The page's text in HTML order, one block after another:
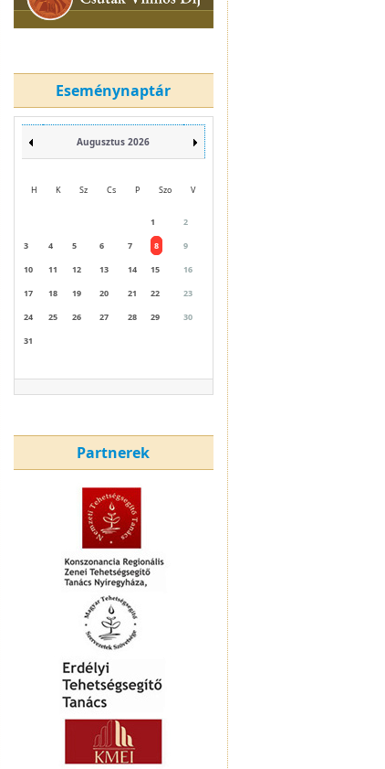
Eseménynaptár
Augusztus 2026
H K Sz Cs P Szo V
1
2
3
4 5 6 7 8
9
10
11 12 13 14 15
16
17
18 19 20 21 22
23
24
25 26 27 28 29
30
31
Partnerek